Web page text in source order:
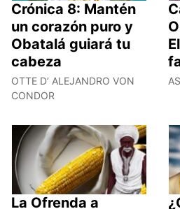
Crónica 8: Mantén
un corazón puro y
Obatalá guiará tu
cabeza
OTTE D’ ALEJANDRO VON
CONDOR
La Ofrenda a